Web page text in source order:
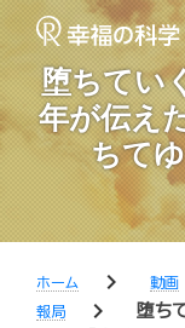
堕ちてい
年が伝え
ちて
ホーム chevron_right 動画
報局
chevron_right
堕ち